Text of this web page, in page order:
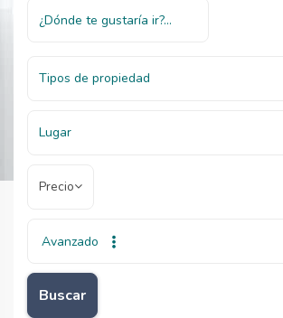
Tipos de propiedad
Lugar
Precio
Avanzado
Buscar
Inicio Inmobiliarias
Inmobiliarias